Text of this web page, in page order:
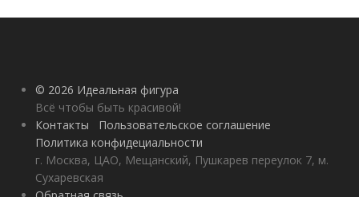
© 2026 Идеальная фигура
Всё чтобы быть красивой!
Контакты
Пользовательское соглашение
Политика конфидециальности
г. Москва, ЦАО, Мещанский, Пушкарев переулок 7, м.
Сухаревская